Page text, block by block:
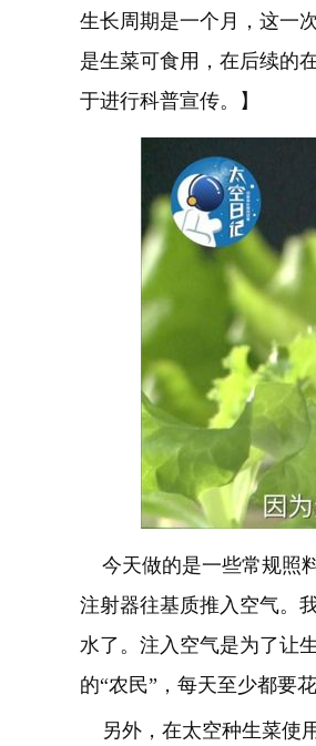
生长周期是一个月，这一
是生菜可食用，在后续的
于进行科普宣传。】
今天做的是一些常规照
注射器往基质推入空气。
水了。注入空气是为了让
的“农民”，每天至少都要
另外，在太空种生菜使